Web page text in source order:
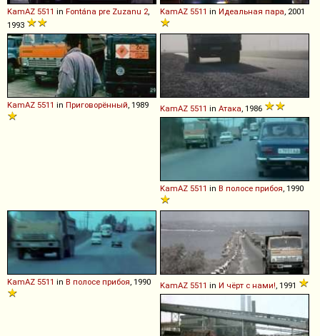
KamAZ 5511 in Fontána pre Zuzanu 2
1993
KamAZ 5511 in Идеальная пара , 2001
KamAZ 5511 in Приговорённый , 1989 KamAZ 5511 in Атака , 1986
KamAZ 5511 in В полосе прибоя , 1990
KamAZ 5511 in В полосе прибоя , 1990 KamAZ 5511 in И чёрт с нами! , 1991